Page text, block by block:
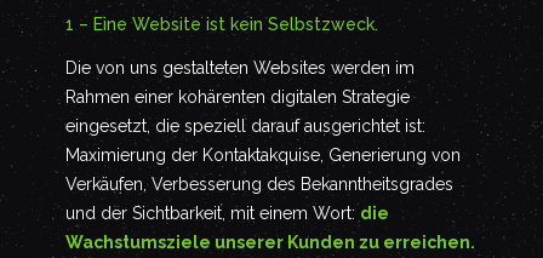
1 – Eine Website ist kein Selbstzweck.
Die von uns gestalteten Websites werden im
Rahmen einer kohärenten digitalen Strategie
eingesetzt, die speziell darauf ausgerichtet ist:
Maximierung der Kontaktakquise, Generierung von
Verkäufen, Verbesserung des Bekanntheitsgrades
und der Sichtbarkeit, mit einem Wort: die
Wachstumsziele unserer Kunden zu erreichen.